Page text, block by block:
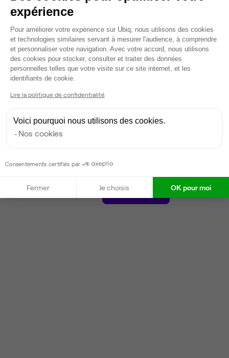
54 000 €
Voir tout
Gestionnaire de l'espace
Partenaire depuis 2019
Répond dans la journée
Locataires trouvés sur Ubiq : 20
Contacter
expérience
Plateforme de Gestion du
Pour améliorer votre expérience sur Ubiq, nous utilisons des cookies
et technologies similaires servant à mesurer l'audience, à comprendre
et personnaliser votre navigation. Avec votre accord, nous utilisons
des cookies pour stocker, consulter et traiter des données
personnelles telles que votre visite sur ce site internet, et les
identifiants de cookie.
Lire la politique de confidentialité
Voici pourquoi nous utilisons des cookies.
Nos cookies
Consentements certifiés par
Fermer Je choisis OK pour moi